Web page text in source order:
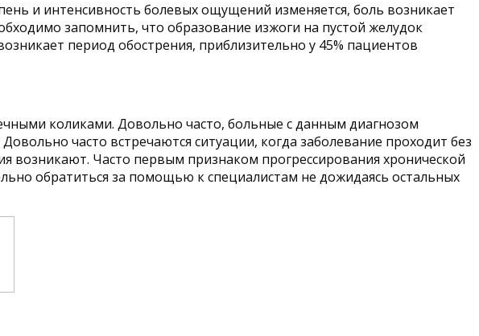
и интенсивность болевых ощущений изменяется, боль возникает
запомнить, что образование изжоги на пустой желудок
период обострения, приблизительно у 45% пациентов
коликами. Довольно часто, больные с данным диагнозом
часто встречаются ситуации, когда заболевание проходит без
Часто первым признаком прогрессирования хронической
обратиться за помощью к специалистам не дожидаясь остальных